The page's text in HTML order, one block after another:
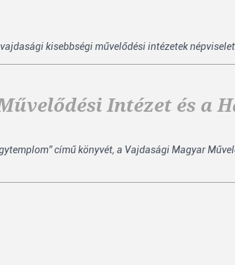
kisebbségi művelődési intézetek
Intézet és a
című könyvét, a Vajdasági Magyar